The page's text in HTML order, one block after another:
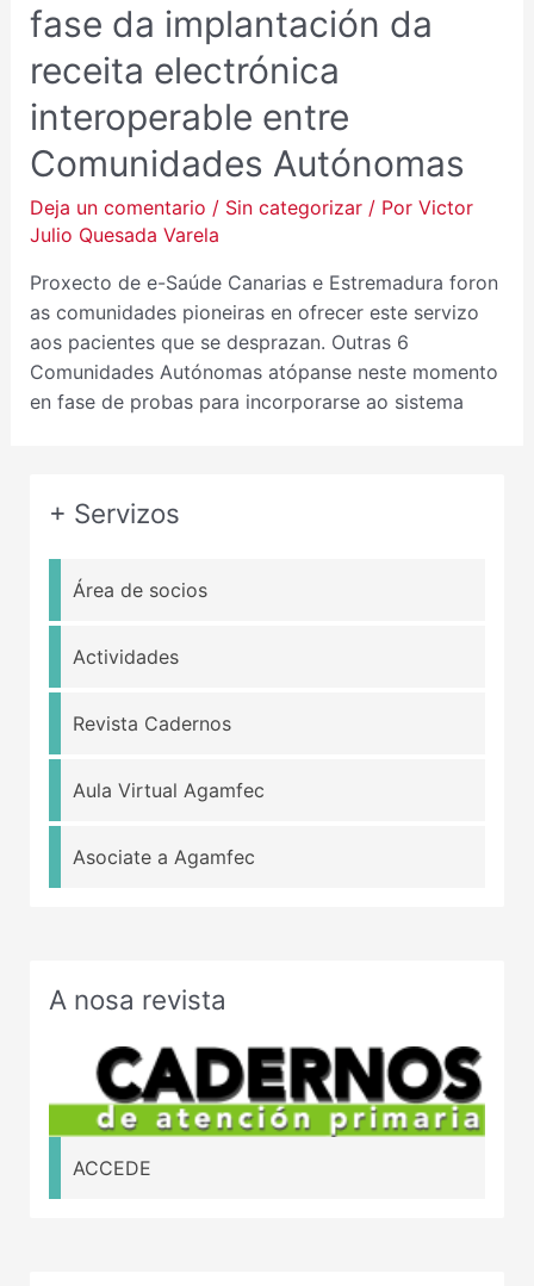
fase da implantación da
receita electrónica
interoperable entre
Comunidades Autónomas
Deja un comentario / Sin categorizar/ Por Victor
Julio Quesada Varela
Proxecto de e-Saúde Canarias e Estremadura foron
as comunidades pioneiras en ofrecer este servizo
aos pacientes que se desprazan. Outras 6
Comunidades Autónomas atópanse neste momento
en fase de probas para incorporarse ao sistema
+ Servizos
Área de socios
Actividades
Revista Cadernos
Aula Virtual Agamfec
Asociate a Agamfec
A nosa revista
ACCEDE